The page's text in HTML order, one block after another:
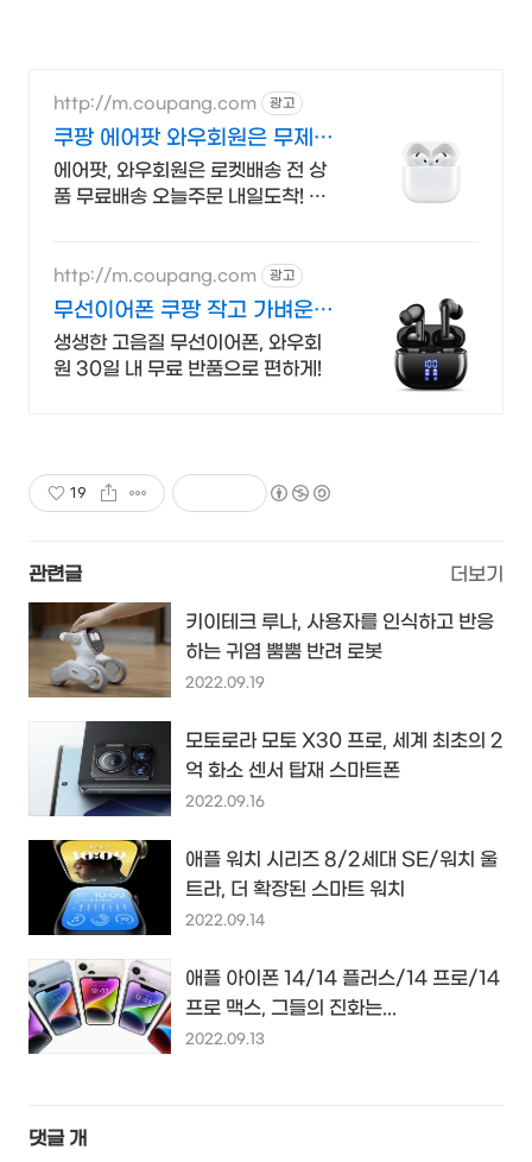
http://m.coupang.com 광고
쿠팡 에어팟 와우회원은 무제한
무료 배송
에어팟, 와우회원은 로켓배송 전 상
품 무료배송 오늘주문 내일도착! 꼭
http://m.coupang.com 광고
무선이어폰 쿠팡 작고 가벼운
휴대성 편리함
생생한 고음질 무선이어폰, 와우회
원 30일 내 무료 반품으로 편하게!
19
관련글 더보기
키이테크 루나, 사용자를 인식하고 반응
하는 귀염 뿜뿜 반려 로봇
2022.09.19
모토로라 모토 X30 프로, 세계 최초의 2
억 화소 센서 탑재 스마트폰
2022.09.16
애플 워치 시리즈 8/2세대 SE/워치 울
트라, 더 확장된 스마트 워치
2022.09.14
애플 아이폰 14/14 플러스/14 프로/14
프로 맥스, 그들의 진화는...
2022.09.13
댓글 개